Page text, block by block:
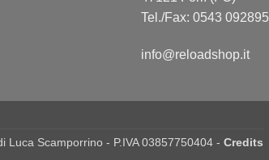
Tel./Fax: 0543 092895
info@reloadshop.it
Luca Scamporrino - P.IVA 03857750404 - Credits